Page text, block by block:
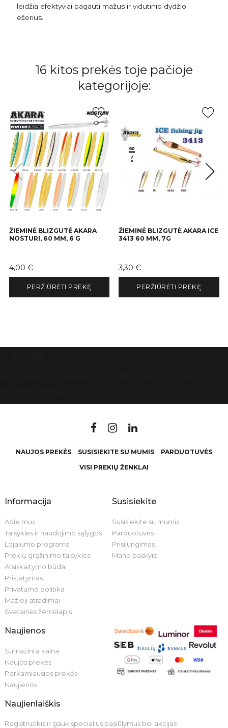
leidžia efektyviai pagauti mažus ir vidutinio dydžio
ešerius.
16 kitos prekės toje pačioje
kategorijoje:
ŽIEMINĖ BLIZGUTĖ AKARA
NOSTURI, 60 MM, 6 G
Kaina
4,00 €
PERŽIŪRĖTI PREKĘ
ŽIEMINĖ BLIZGUTĖ AKARA ICE
3413 60 MM, 7G
Kaina
3,30 €
PERŽIŪRĖTI PREKĘ
NAUJOS PREKĖS SUSISIEKITE SU MUMIS PARDUOTUVĖS
VISI PREKIŲ ŽENKLAI
Informacija
Apie mus
Taisyklės ir naudojimo sąlygos
Lojalumo programa
Prekių grąžinimo taisyklės
Atsiskaitymo būdai
Pristatymas
Privatumo politika
Mažieji atradimai
Svetainės žemėlapis
Susisiekite
Susisiekite su mumis
Parduotuvės
Prisijungimas
Mano paskyra
Naujienos
Sumažinta kaina
Naujos prekės
Perkamiausios prekės
Naujienos
Naujienlaiškis
Registruokis ir gauk specialius pasiūlymus bei akcijas